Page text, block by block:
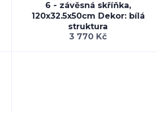
6 - závěsná skříňka,
120x32.5x50cm Dekor: bílá
struktura
3 770 Kč